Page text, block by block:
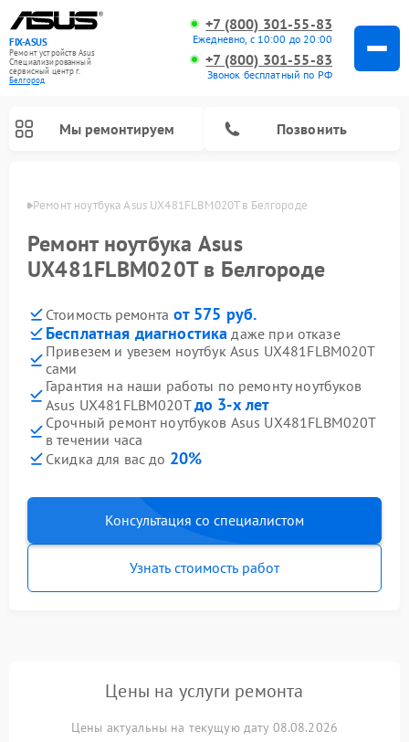
FIX-ASUS
Ремонт устройств Asus
Специализированный
cервисный центр г.
Белгород
+7 (800) 301-55-83
Ежедневно, с 10:00 до 20:00
+7 (800) 301-55-83
Звонок бесплатный по РФ
Мы ремонтируем Позвонить
Ремонт ноутбука Asus UX481FLBM020T в Белгороде
Ремонт ноутбука Asus
UX481FLBM020T в Белгороде
Стоимость ремонта от 575 руб.
Бесплатная диагностика даже при отказе
Привезем и увезем ноутбук Asus UX481FLBM020T
сами
Гарантия на наши работы по ремонту ноутбуков
Asus UX481FLBM020Tдо 3-х лет
Срочный ремонт ноутбуков Asus UX481FLBM020T
в течении часа
Скидка для вас до 20%
Консультация со специалистом
Узнать стоимость работ
Цены на услуги ремонта
Цены актуальны на текущую дату 08.08.2026